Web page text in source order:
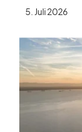
5. Juli 2026